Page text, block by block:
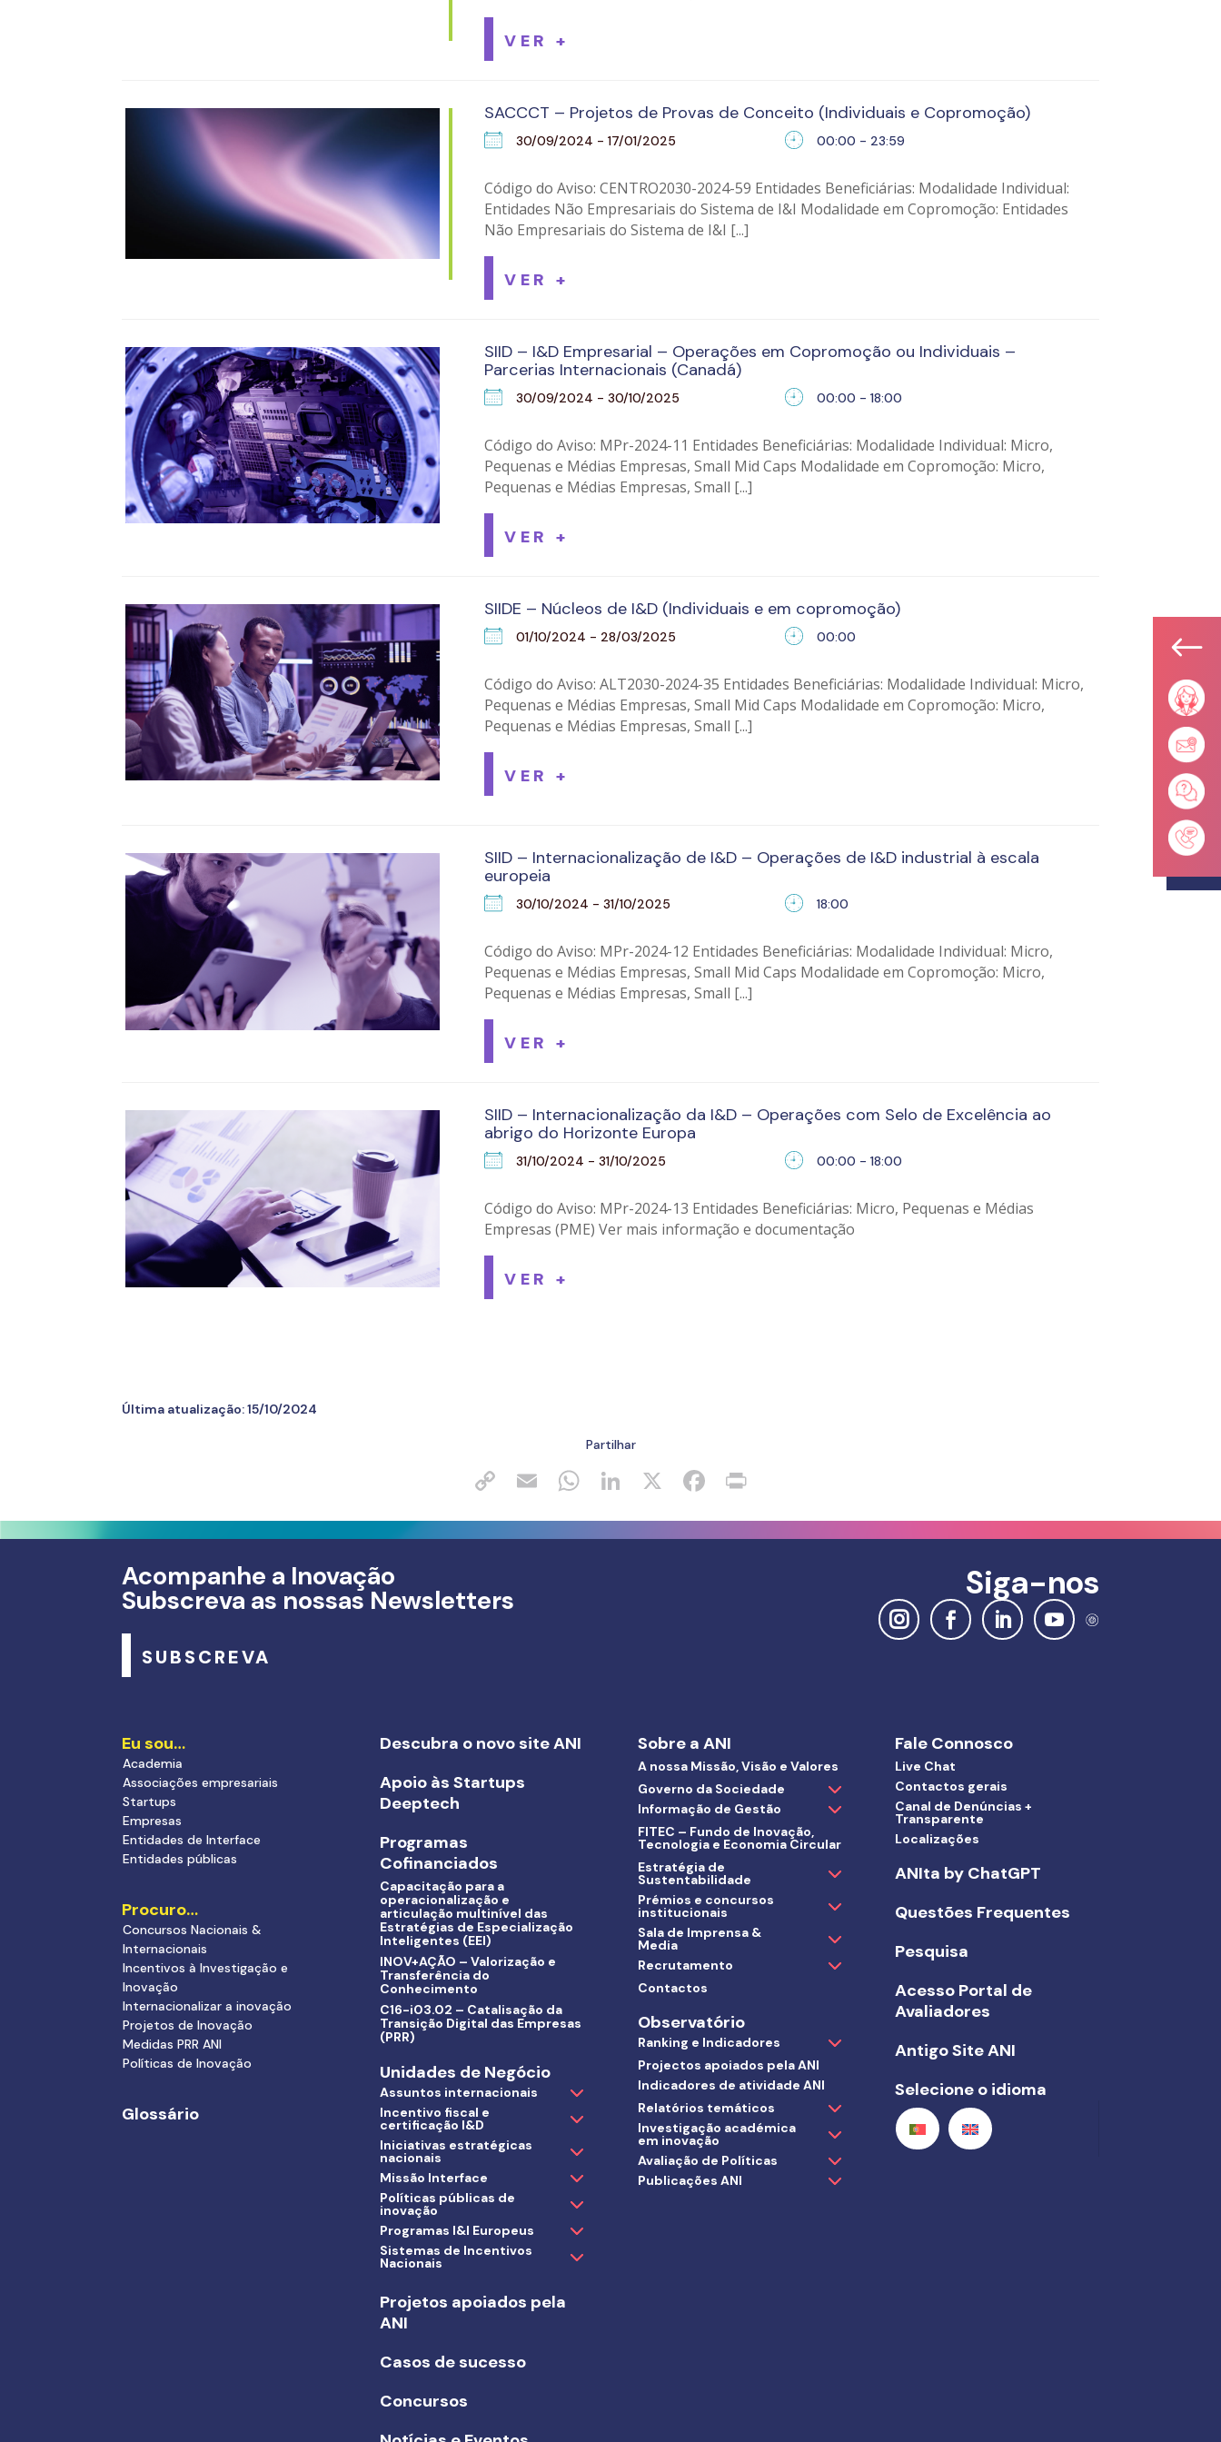
VER +
SACCCT – Projetos de Provas de Conceito (Individuais e Copromoção)
30/09/2024 - 17/01/2025 00:00 - 23:59
Código do Aviso: CENTRO2030-2024-59 Entidades Beneficiárias: Modalidade Individual:
Entidades Não Empresariais do Sistema de I&I Modalidade em Copromoção: Entidades
Não Empresariais do Sistema de I&I [...]
VER +
SIID – I&D Empresarial – Operações em Copromoção ou Individuais –
Parcerias Internacionais (Canadá)
30/09/2024 - 30/10/2025 00:00 - 18:00
Código do Aviso: MPr-2024-11 Entidades Beneficiárias: Modalidade Individual: Micro,
Pequenas e Médias Empresas, Small Mid Caps Modalidade em Copromoção: Micro,
Pequenas e Médias Empresas, Small [...]
VER +
SIIDE – Núcleos de I&D (Individuais e em copromoção)
01/10/2024 - 28/03/2025 00:00
Código do Aviso: ALT2030-2024-35 Entidades Beneficiárias: Modalidade Individual: Micro,
Pequenas e Médias Empresas, Small Mid Caps Modalidade em Copromoção: Micro,
Pequenas e Médias Empresas, Small [...]
VER +
SIID – Internacionalização de I&D – Operações de I&D industrial à escala
europeia
30/10/2024 - 31/10/2025 18:00
Código do Aviso: MPr-2024-12 Entidades Beneficiárias: Modalidade Individual: Micro,
Pequenas e Médias Empresas, Small Mid Caps Modalidade em Copromoção: Micro,
Pequenas e Médias Empresas, Small [...]
VER +
SIID – Internacionalização da I&D – Operações com Selo de Excelência ao
abrigo do Horizonte Europa
31/10/2024 - 31/10/2025 00:00 - 18:00
Código do Aviso: MPr-2024-13 Entidades Beneficiárias: Micro, Pequenas e Médias
Empresas (PME) Ver mais informação e documentação
VER +
Última atualização:15/10/2024
Partilhar
#
Acompanhe a Inovação
Subscreva as nossas Newsletters
SUBSCREVA
Siga-nos
Eu sou…
Academia
Associações empresariais
Startups
Empresas
Entidades de Interface
Entidades públicas
Procuro…
Concursos Nacionais &
Internacionais
Incentivos à Investigação e
Inovação
Internacionalizar a inovação
Projetos de Inovação
Medidas PRR ANI
Políticas de Inovação
Glossário
Descubra o novo site ANI
Apoio às Startups
Deeptech
Programas
Cofinanciados
Capacitação para a
operacionalização e
articulação multinível das
Estratégias de Especialização
Inteligentes (EEI)
INOV+AÇÃO – Valorização e
Transferência do
Conhecimento
C16-i03.02 – Catalisação da
Transição Digital das Empresas
(PRR)
Unidades de Negócio
Assuntos internacionais
Incentivo fiscal e
certificação I&D
Iniciativas estratégicas
nacionais
Missão Interface
Políticas públicas de
inovação
Programas I&I Europeus
Sistemas de Incentivos
Nacionais
Projetos apoiados pela
ANI
Casos de sucesso
Concursos
Sobre a ANI
A nossa Missão, Visão e Valores
Governo da Sociedade
Informação de Gestão
FITEC – Fundo de Inovação,
Tecnologia e Economia Circular
Estratégia de
Sustentabilidade
Prémios e concursos
institucionais
Sala de Imprensa &
Media
Recrutamento
Contactos
Observatório
Ranking e Indicadores
Projectos apoiados pela ANI
Indicadores de atividade ANI
Relatórios temáticos
Investigação académica
em inovação
Avaliação de Políticas
Publicações ANI
Fale Connosco
Live Chat
Contactos gerais
Canal de Denúncias +
Transparente
Localizações
ANIta by ChatGPT
Questões Frequentes
Pesquisa
Acesso Portal de
Avaliadores
Antigo Site ANI
Selecione o idioma